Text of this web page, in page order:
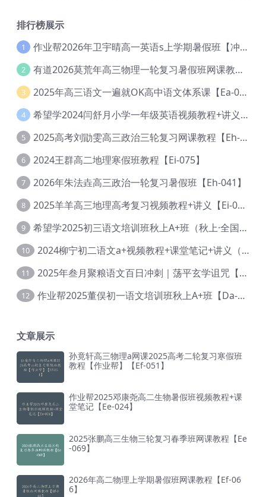
排行榜展示
1 作业帮2026年卫宇晴高一英语s上学期暑假班【冲顶班】【Ec-003】
2 有道2026莫荒年高三物理一轮复习暑假班网课教程【Ef-044】
3 2025年高三语文一遍就OK高中语文体系课【Ea-028】
4 希望学2024闫舒月小学一年级英语视频教程+讲义【Cc-004】
5 2025高考刘勖雯高三政治三轮复习网课教程【Eh-061】
6 2024王群高二地理寒假班教程【Ei-075】
7 2026年朱法垚高三政治一轮复习暑假班【Eh-041】
8 2025羊羊高三地理高考复习视频教程+讲义【Ei-051】
9 希望学2025初三语文培训班秋上A+班（秋上·全国版·A+）【Da-031】
10 2024柳宁初二语文a+视频教程+课堂笔记+讲义（暑假班+秋季班）【Da-003】
11 2025年叁月聚粮语文百日冲刺｜荡平玄学诅咒【Ea-001】
12 作业帮2025董俣初一语文培训班秋上A+班【Da-038】
文章展示
孙竟轩高三物理a网课2025高考二轮复习寒假班
教程【作业帮】【Ef-051】
作业帮2025邓康尧高二生物暑假班视频教程+课
堂笔记【Ee-024】
2025张鹏高三生物三轮复习春季班网课教程【Ee
-069】
2026年高二物理上学期暑假班网课教程【Ef-06
6】